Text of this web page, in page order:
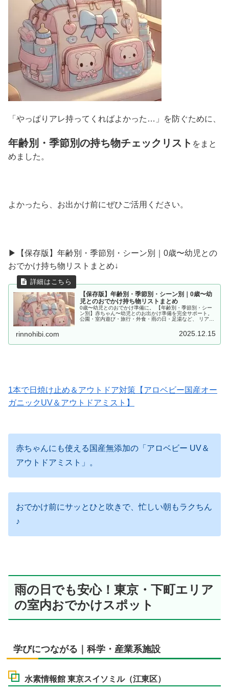
「やっぱりアレ持ってくればよかった…」を防ぐために、
年齢別・季節別の持ち物チェックリスト をまと
めました。
よかったら、お出かけ前にぜひご活用ください。
▶︎【保存版】年齢別・季節別・シーン別｜0歳〜幼児との
おでかけ持ち物リストまとめ↓
【保存版】年齢別・季節別・シーン別｜0歳〜幼
児とのおでかけ持ち物リストまとめ
0歳〜幼児とのおでかけ準備に。 【年齢別・季節別・シー
ン別】赤ちゃん〜幼児とのお出かけ準備を完全サポート。
公園・室内遊び・旅行・外食・雨の日・足湯など、 リアル
rinnohibi.com 2025.12.15
1本で日焼け止め＆アウトドア対策【アロベビー国産オー
ガニックUV＆アウトドアミスト】
赤ちゃんにも使える国産無添加の「アロベビー UV＆
アウトドアミスト」。
おでかけ前にサッとひと吹きで、忙しい朝もラクちん
♪
雨の日でも安心！東京・下町エリア
の室内おでかけスポット
学びにつながる｜科学・産業系施設
水素情報館 東京スイソミル（江東区）